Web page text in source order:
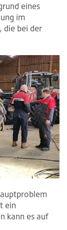
eines
im
die bei der
ein
kann es auf